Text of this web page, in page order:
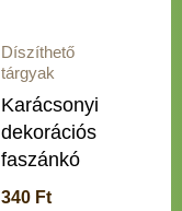
Díszíthető
tárgyak
Karácsonyi
dekorációs
faszánkó
340 Ft